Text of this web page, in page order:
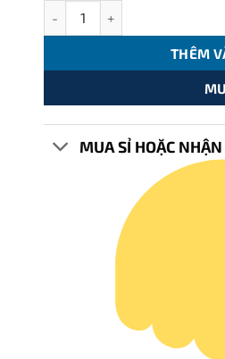
ACB Máy cắt 3P-800A-65KA
THÊM
MUA SỈ HOẶC